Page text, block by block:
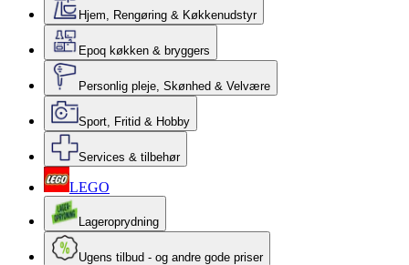
Hjem, Rengøring & Køkkenudstyr
Epoq køkken & bryggers
Personlig pleje, Skønhed & Velvære
Sport, Fritid & Hobby
Services & tilbehør
LEGO
Lageroprydning
Ugens tilbud - og andre gode priser